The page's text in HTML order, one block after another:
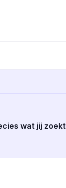
wat jij zoekt